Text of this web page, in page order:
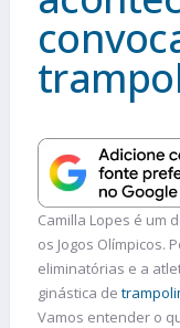
Camilla Lopes é um
os Jogos Olímpicos.
eliminatórias e a
ginástica de
Vamos entender o